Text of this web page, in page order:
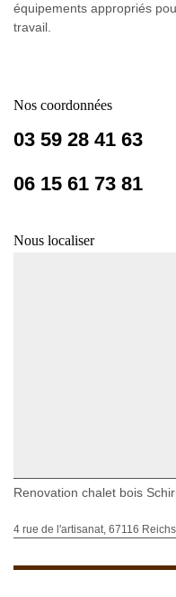
équipements appropriés
travail.
Nos coordonnées
03 59 28 41 63
06 15 61 73 81
Nous localiser
Renovation chalet bois
4 rue de l'artisanat, 67116